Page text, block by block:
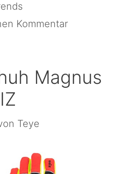
Kommentar
Magnus
Teye